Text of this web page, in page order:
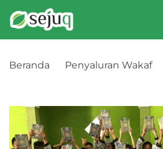
Beranda
Penyaluran Wakaf